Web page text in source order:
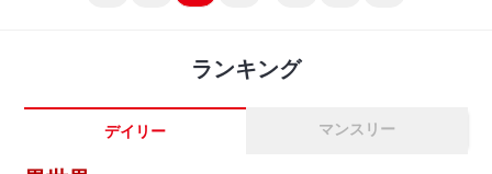
ランキング
デイリー マンスリー